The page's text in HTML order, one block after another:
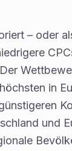
– oder
in
und